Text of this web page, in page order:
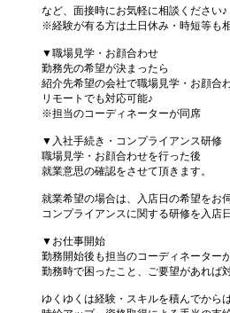
など、面接時にお気軽に相談ください♪
※経験が有る方は土日休み・時短等も
▼職場見学・お顔合わせ
勤務先の希望が決まったら
紹介先希望の会社で職場見学・お顔合
リモートでも対応可能♪
※担当のコーディネーターが同席
▼入社手続き・コンプライアンス研修
職場見学・お顔合わせを行った後
就業意思の確認をさせて頂きます。
就業希望の場合は、入店日の希望をお
コンプライアンスに関する研修を入店
▼お仕事開始
勤務開始後も担当のコーディネーター
勤務時で困ったこと、ご要望があれば
ゆくゆくは経験・スキルを積んでから